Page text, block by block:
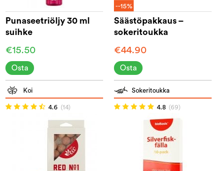
Punaseetriöljy 30 ml
suihke
€15.50
Osta
--15%
Säästöpakkaus –
sokeritoukka
€44.90
Osta
Koi
4.6 (14)
Sokeritoukka
4.8 (69)